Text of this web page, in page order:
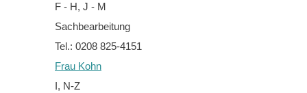
F - H, J - M
Sachbearbeitung
Tel.: 0208 825-4151
Frau Kohn
I, N-Z